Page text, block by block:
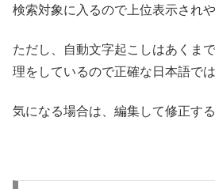
検索対象に入るので上位表示され
ただし、自動文字起こしはあくま
理をしているので正確な日本語で
気になる場合は、編集して修正す